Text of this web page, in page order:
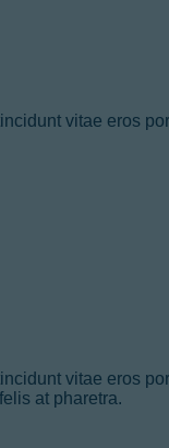
vitae eros
vitae eros
at pharetra.